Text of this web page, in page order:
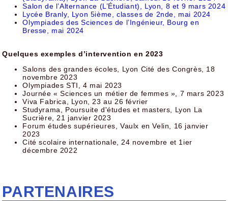
Salon de l’Alternance (L’Étudiant), Lyon, 8 et 9 mars 2024
Lycée Branly, Lyon 5ième, classes de 2nde, mai 2024
Olympiades des Sciences de l’Ingénieur, Bourg en
Bresse, mai 2024
Quelques exemples d’intervention en 2023
Salons des grandes écoles, Lyon Cité des Congrès, 18
novembre 2023
Olympiades STI, 4 mai 2023
Journée « Sciences un métier de femmes », 7 mars 2023
Viva Fabrica, Lyon, 23 au 26 février
Studyrama, Poursuite d'études et masters, Lyon La
Sucrière, 21 janvier 2023
Forum études supérieures, Vaulx en Velin, 16 janvier
2023
Cité scolaire internationale, 24 novembre et 1ier
décembre 2022
PARTENAIRES